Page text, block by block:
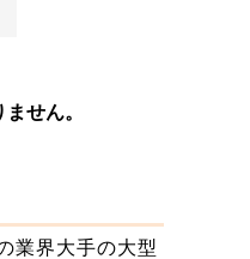
せん。
業界大手の大型